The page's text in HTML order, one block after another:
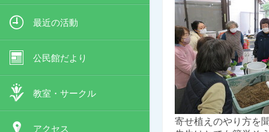
最近の活動
公民館だより
教室・サークル
アクセス
寄せ植えのやり方を